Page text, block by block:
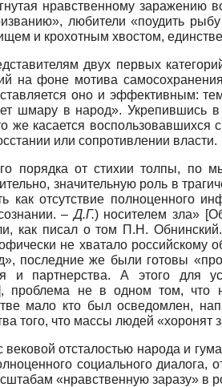
нравственному заражению
любители «поудить
и крохотным хвостом,
двух первых
на фоне мотива
оно и эффективным:
шмару в народ». Укрепившись
же касается воспользовавшихся
или сопротивлении власти.
порядка от стихии толпы, по
значительную роль в
как отсутствие полноценного
–Д.Г.) носителем зла» [
как писал о том П.Н.
не хватало
последние же были готовы
и партнерства. А этого для
, проблема не в одном том, что
мало кто был осведомлен,
того, что массы людей «хоронят
вековой отсталостью народа и
социального диалога,
«нравственную заразу» в